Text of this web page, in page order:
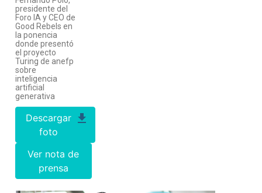
presidente del
Foro IA y CEO de
Good Rebels en
la ponencia
donde presentó
el proyecto
Turing de anefp
sobre
inteligencia
artificial
generativa
Descargar
foto
Ver nota de
prensa